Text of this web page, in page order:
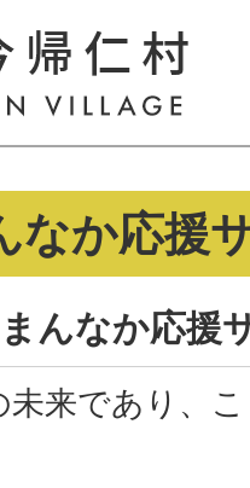
なか応援
んなか応援
未来であり、